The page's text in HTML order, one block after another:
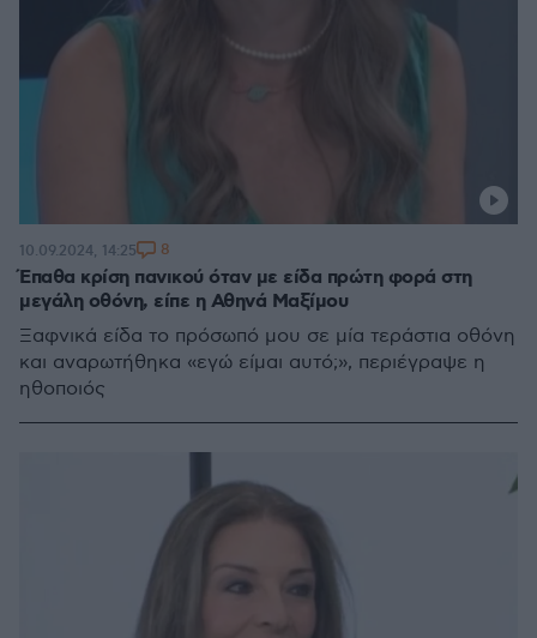
Έπαθα κρίση πανικού όταν με είδα πρώτη φορά στη
μεγάλη οθόνη, είπε η Αθηνά Μαξίμου
Ξαφνικά είδα το πρόσωπό μου σε μία τεράστια οθόνη
και αναρωτήθηκα «εγώ είμαι αυτό;», περιέγραψε η
ηθοποιός
10.09.2024, 14:25 8